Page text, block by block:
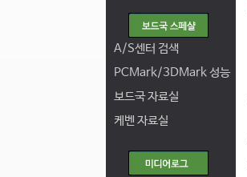
A/S센터 검색
PCMark/3DMark 성능
보드국 자료실
케벤 자료실